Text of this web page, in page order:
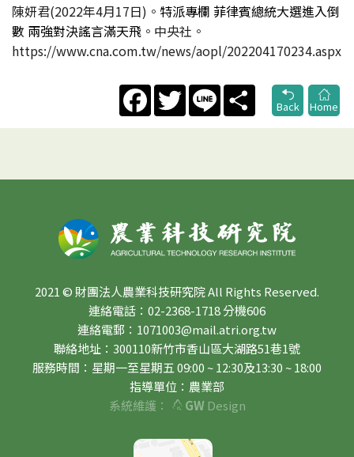
陳妍君(2022年4月17日)。 特派專欄 菲律賓總統大選進入倒
數 兩強對決謠言滿天飛 。中央社。
https://www.cna.com.tw/news/aopl/202204170234.aspx
FacebookTwitter Line
Share
Back
Home
2021 © 財團法人農業科技研究院 All Rights Reserved.
連絡電話：02-2368-1718 分機606
連絡電郵：1071003@mail.atri.org.tw
聯絡地址：300110新竹市香山區大湖路51巷1號
服務時間：星期一至星期五 09:00 ~ 12:30及13:30 ~ 18:00
指導單位：農業部
系統維護：
GWDesign